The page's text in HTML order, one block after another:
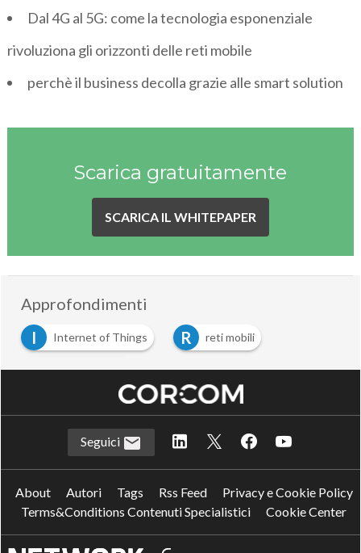
Dal 4G al 5G: come la tecnologia esponenziale
rivoluziona gli orizzonti delle reti mobile
perchè il business decolla grazie alle smart solution
Scarica gratuitamente
SCARICA IL WHITEPAPER
Approfondimenti
I
Internet of Things R reti mobili
S smartificazione
Seguici
About Autori Tags Rss Feed
Privacy e Cookie Policy
Terms&Conditions Contenuti Specialistici
Cookie Center